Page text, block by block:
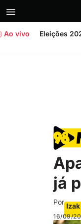
Ao vivo Eleições
já
Por
16/09/